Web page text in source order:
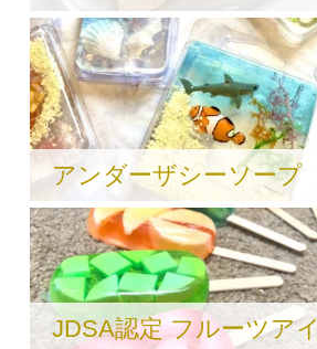
アンダーザシーソープ
JDSA認定 フルーツアイ